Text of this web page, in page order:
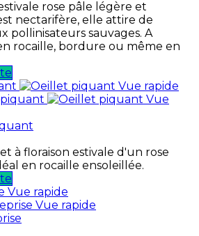
rose pâle légère et
nectarifère, elle attire de
pollinisateurs sauvages. A
rocaille, bordure ou même en
Vue rapide
Vue
à floraison estivale d'un rose
en rocaille ensoleillée.
Vue rapide
Vue rapide